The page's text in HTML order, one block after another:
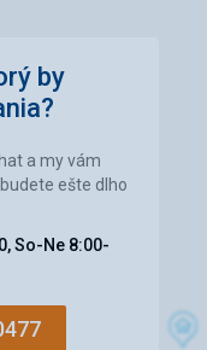
by
a my vám
ešte dlho
So-Ne 8:00-